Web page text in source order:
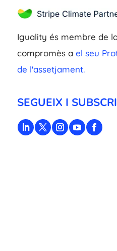
Iguality és membre de
compromès a el seu
de l'assetjament.
SEGUEIX I